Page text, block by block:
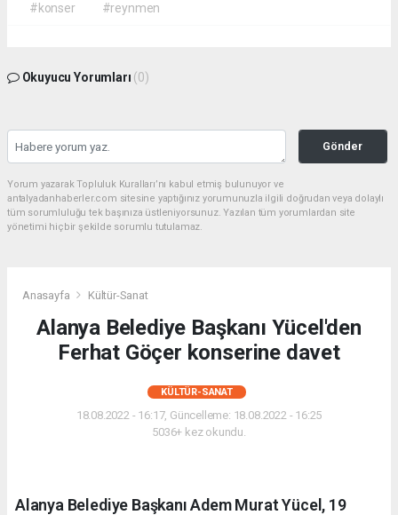
#konser #reynmen
Okuyucu Yorumları (0)
Gönder
Yorum yazarak Topluluk Kuralları’nı kabul etmiş bulunuyor ve
antalyadanhaberler.com sitesine yaptığınız yorumunuzla ilgili doğrudan veya dolaylı
tüm sorumluluğu tek başınıza üstleniyorsunuz. Yazılan tüm yorumlardan site
yönetimi hiçbir şekilde sorumlu tutulamaz.
Anasayfa Kültür-Sanat
Alanya Belediye Başkanı Yücel'den
Ferhat Göçer konserine davet
KÜLTÜR-SANAT
18.08.2022 - 16:17, Güncelleme: 18.08.2022 - 16:25
5036+ kez okundu.
Alanya Belediye Başkanı Adem Murat Yücel, 19